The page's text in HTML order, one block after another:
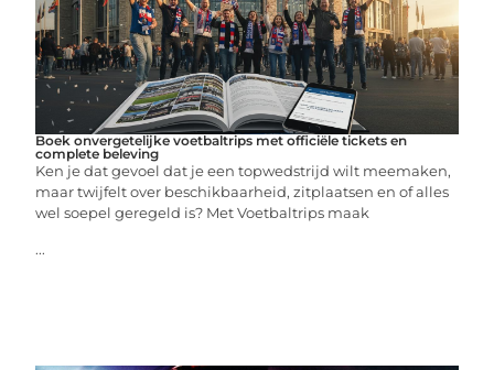
Boek onvergetelijke voetbaltrips met officiële tickets en
complete beleving
Ken je dat gevoel dat je een topwedstrijd wilt meemaken,
maar twijfelt over beschikbaarheid, zitplaatsen en of alles
wel soepel geregeld is? Met Voetbaltrips maak
...